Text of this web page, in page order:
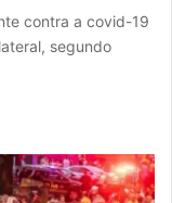
contra a covid-19
segundo